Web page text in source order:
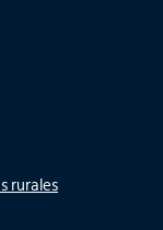
rurales